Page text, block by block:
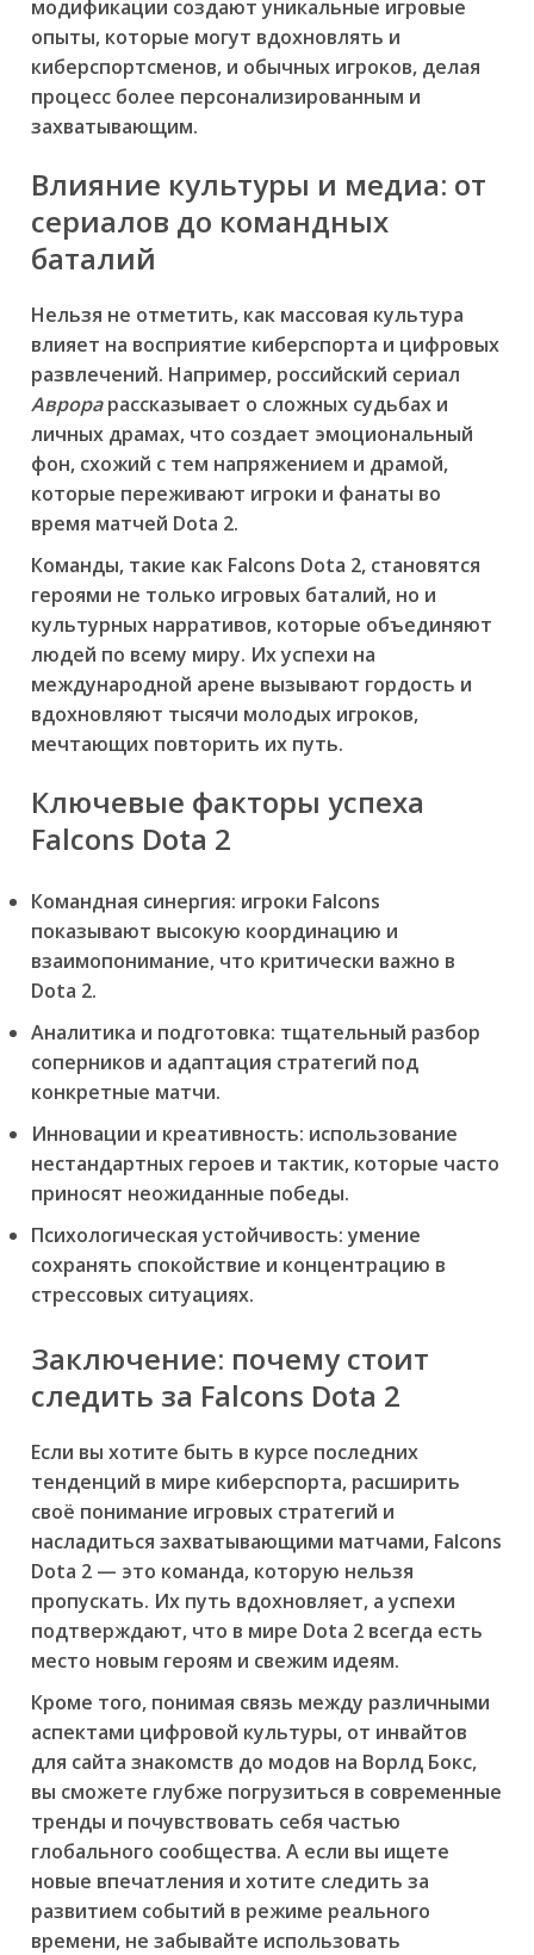
модификации создают уникальные игровые
опыты, которые могут вдохновлять и
киберспортсменов, и обычных игроков, делая
процесс более персонализированным и
захватывающим.
Влияние культуры и медиа: от
сериалов до командных
баталий
Нельзя не отметить, как массовая культура
влияет на восприятие киберспорта и цифровых
развлечений. Например, российский сериал
Аврорарассказывает о сложных судьбах и
личных драмах, что создает эмоциональный
фон, схожий с тем напряжением и драмой,
которые переживают игроки и фанаты во
время матчей Dota 2.
Команды, такие как Falcons Dota 2, становятся
героями не только игровых баталий, но и
культурных нарративов, которые объединяют
людей по всему миру. Их успехи на
международной арене вызывают гордость и
вдохновляют тысячи молодых игроков,
мечтающих повторить их путь.
Ключевые факторы успеха
Falcons Dota 2
Командная синергия: игроки Falcons
показывают высокую координацию и
взаимопонимание, что критически важно в
Dota 2.
Аналитика и подготовка: тщательный разбор
соперников и адаптация стратегий под
конкретные матчи.
Инновации и креативность: использование
нестандартных героев и тактик, которые часто
приносят неожиданные победы.
Психологическая устойчивость:умение
сохранять спокойствие и концентрацию в
стрессовых ситуациях.
Заключение: почему стоит
следить за Falcons Dota 2
Если вы хотите быть в курсе последних
тенденций в мире киберспорта, расширить
своё понимание игровых стратегий и
насладиться захватывающими матчами, Falcons
Dota 2 — это команда, которую нельзя
пропускать. Их путь вдохновляет, а успехи
подтверждают, что в мире Dota 2 всегда есть
место новым героям и свежим идеям.
Кроме того, понимая связь между различными
аспектами цифровой культуры, от инвайтов
для сайта знакомств до модов на Ворлд Бокс,
вы сможете глубже погрузиться в современные
тренды и почувствовать себя частью
глобального сообщества. А если вы ищете
новые впечатления и хотите следить за
развитием событий в режиме реального
времени, не забывайте использовать